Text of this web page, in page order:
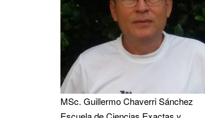
MSc. Guillermo Chaverri Sánchez